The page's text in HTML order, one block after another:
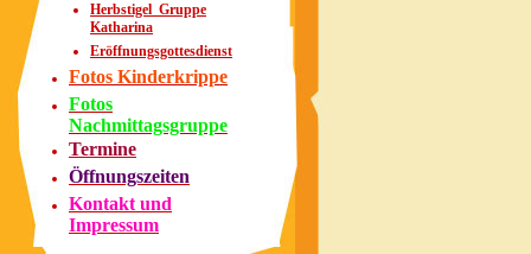
Herbstigel_Gruppe
Katharina
Eröffnungsgottesdienst
Fotos Kinderkrippe
Fotos
Nachmittagsgruppe
Termine
Öffnungszeiten
Kontakt und
Impressum